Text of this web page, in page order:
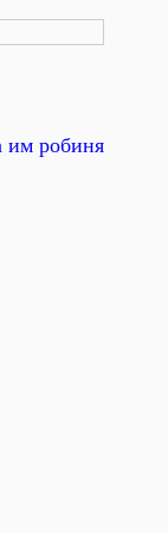
им робиня